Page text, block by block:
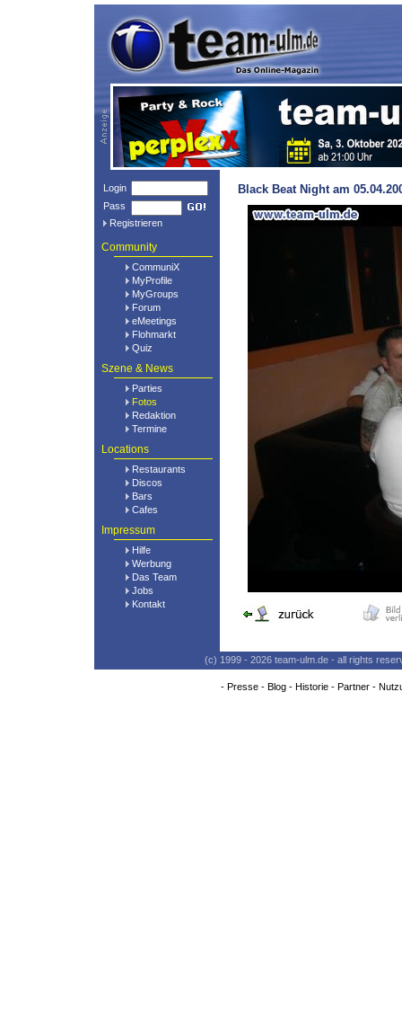
Login
Pass
Registrieren
Community
CommuniX
MyProfile
MyGroups
Forum
eMeetings
Flohmarkt
Quiz
Szene & News
Parties
Fotos
Redaktion
Termine
Locations
Restaurants
Discos
Bars
Cafes
Impressum
Hilfe
Werbung
Das Team
Jobs
Kontakt
Black Beat Night am
(c) 1999 - 2026 team-ulm.de - all rights
- Presse- Blog- Historie- Partner-